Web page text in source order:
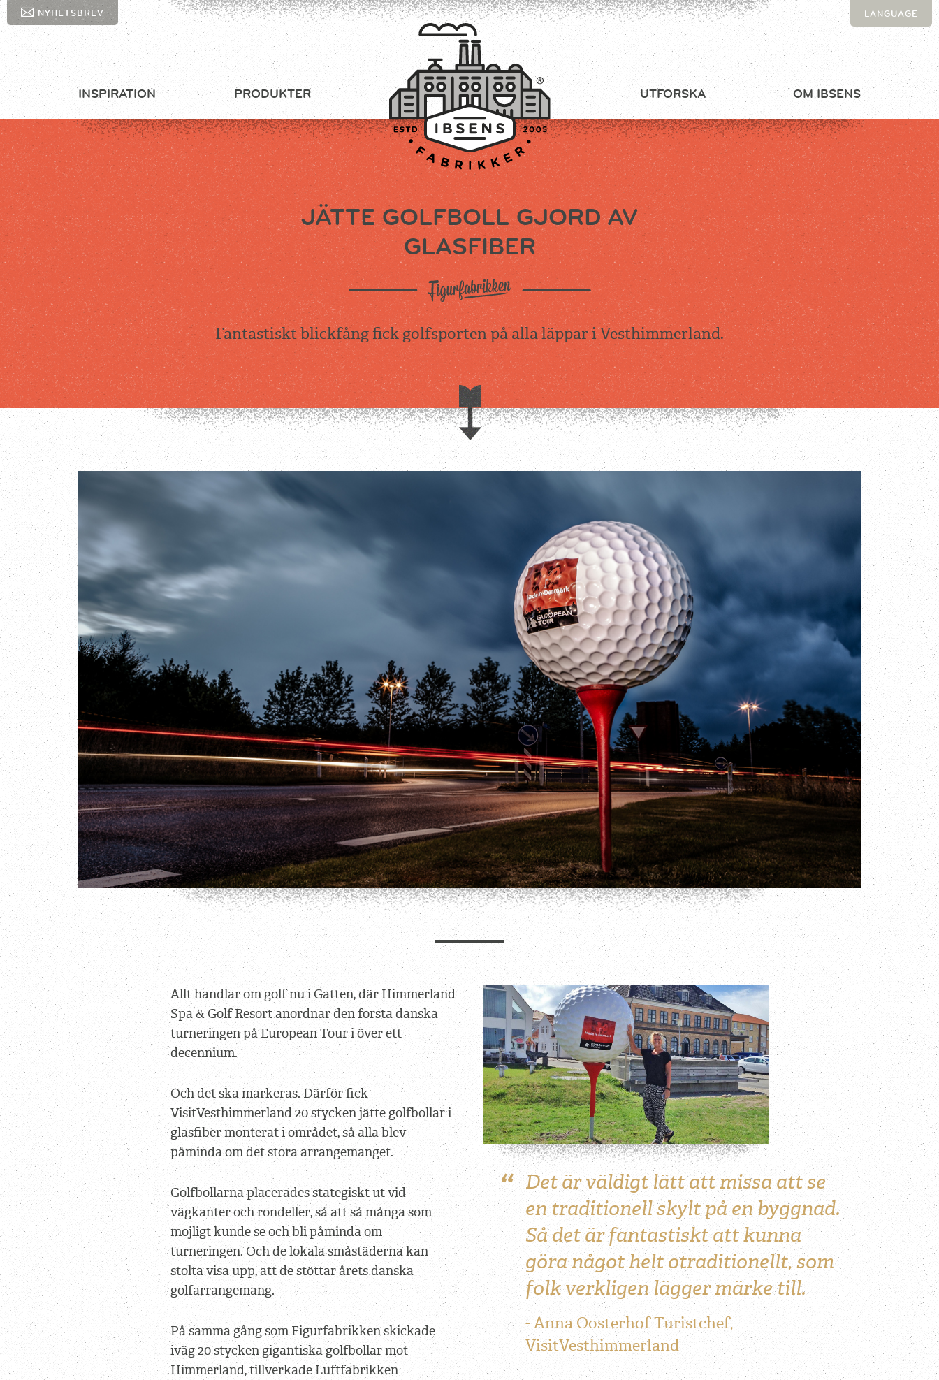
TILMELD
NYHETSBREV LANGUAGE
INSPIRATION PRODUKTER UTFORSKA OM IBSENS
JÄTTE GOLFBOLL GJORD AV
GLASFIBER
Fantastiskt blickfång fick golfsporten på alla läppar i Vesthimmerland.
Allt handlar om golf nu i Gatten, där Himmerland
Spa & Golf Resort anordnar den första danska
turneringen på European Tour i över ett
decennium.
Och det ska markeras. Därför fick
VisitVesthimmerland 20 stycken jätte golfbollar i
glasfiber monterat i området, så alla blev
påminda om det stora arrangemanget.
Golfbollarna placerades stategiskt ut vid
vägkanter och rondeller, så att så många som
möjligt kunde se och bli påminda om
turneringen. Och de lokala småstäderna kan
stolta visa upp, att de stöttar årets danska
golfarrangemang.
På samma gång som Figurfabrikken skickade
iväg 20 stycken gigantiska golfbollar mot
Himmerland, tillverkade Luftfabrikken
Det är väldigt lätt att missa att se
en traditionell skylt på en byggnad.
Så det är fantastiskt att kunna
göra något helt otraditionellt, som
folk verkligen lägger märke till.
Anna Oosterhof Turistchef,
VisitVesthimmerland